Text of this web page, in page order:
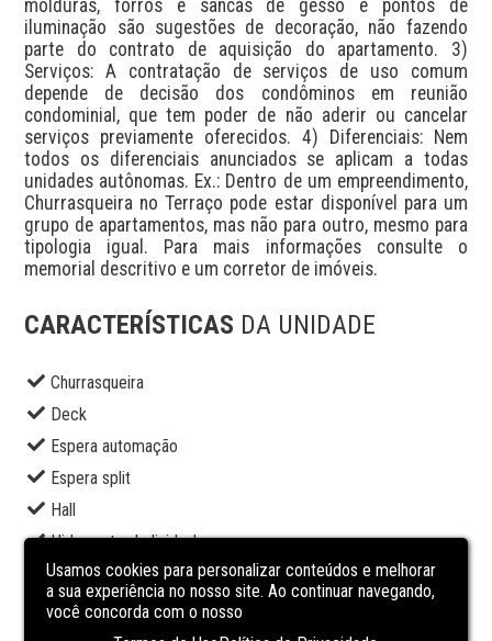
molduras, forros e sancas de gesso e pontos de
iluminação são sugestões de decoração, não fazendo
parte do contrato de aquisição do apartamento. 3)
Serviços: A contratação de serviços de uso comum
depende de decisão dos condôminos em reunião
condominial, que tem poder de não aderir ou cancelar
serviços previamente oferecidos. 4) Diferenciais: Nem
todos os diferenciais anunciados se aplicam a todas
unidades autônomas. Ex.: Dentro de um empreendimento,
Churrasqueira no Terraço pode estar disponível para um
grupo de apartamentos, mas não para outro, mesmo para
tipologia igual. Para mais informações consulte o
memorial descritivo e um corretor de imóveis.
CARACTERÍSTICAS DA UNIDADE
Churrasqueira
Deck
Espera automação
Espera split
Hall
Hidrometro Individual
Interfone
Piscina
Usamos cookies para personalizar conteúdos e melhorar
a sua experiência no nosso site. Ao continuar navegando,
você concorda com o nosso